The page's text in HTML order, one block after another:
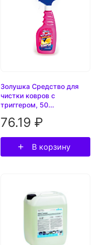
Золушка Средство для
чистки ковров с
триггером, 50...
76.19 ₽
В корзину